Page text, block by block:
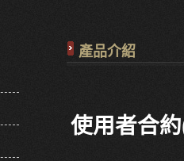
產品介紹
使用者合